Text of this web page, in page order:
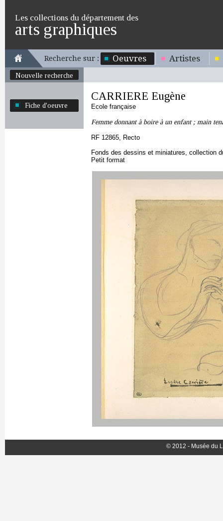
Les collections du département des
arts graphiques
Recherche sur : Oeuvres Artistes
Nouvelle recherche
Fiche d'oeuvre
CARRIERE Eugène
Ecole française
Femme donnant à boire à un enfant ; main
RF 12865, Recto
Fonds des dessins et miniatures, collection
Petit format
© 2012 - Musée du